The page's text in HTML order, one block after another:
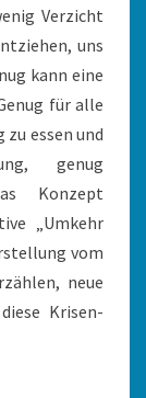
Verzicht
uns
kann eine
für alle
essen und
genug
Konzept
„Umkehr
vom
neue
Krisen-